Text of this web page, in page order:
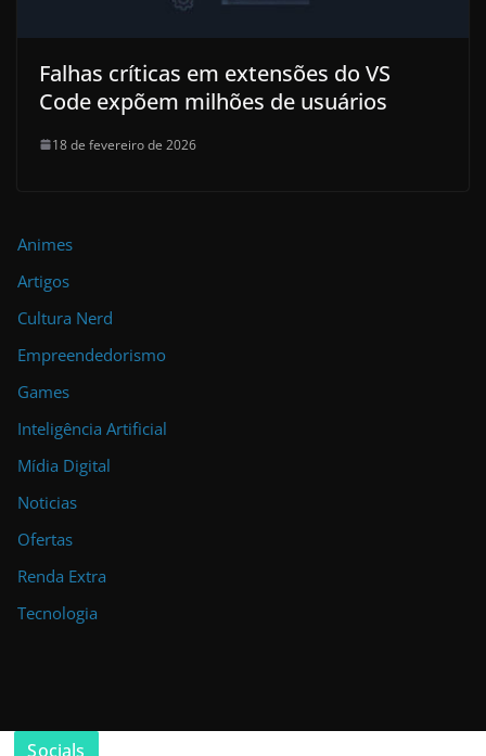
Falhas críticas em extensões do VS
Code expõem milhões de usuários
18 de fevereiro de 2026
Animes
Artigos
Cultura Nerd
Empreendedorismo
Games
Inteligência Artificial
Mídia Digital
Noticias
Ofertas
Renda Extra
Tecnologia
Socials